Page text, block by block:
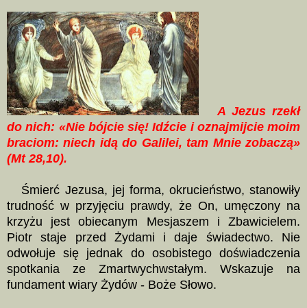
A Jezus rzekł
do nich: «Nie bójcie się! Idźcie i oznajmijcie moim
braciom: niech idą do Galilei, tam Mnie zobaczą»
(Mt 28,10).
Śmierć Jezusa, jej forma, okrucieństwo, stanowiły
trudność w przyjęciu prawdy, że On, umęczony na
krzyżu jest obiecanym Mesjaszem i Zbawicielem.
Piotr staje przed Żydami i daje świadectwo. Nie
odwołuje się jednak do osobistego doświadczenia
spotkania ze Zmartwychwstałym. Wskazuje na
fundament wiary Żydów - Boże Słowo.